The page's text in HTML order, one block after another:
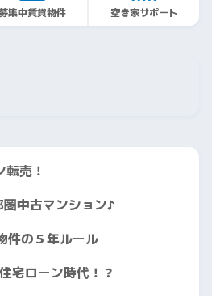
募集中賃貸物件 空き家サポート
売！
中古マンション♪
の５年ルール
宅ローン時代！？